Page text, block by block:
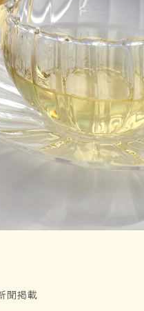
聞掲載